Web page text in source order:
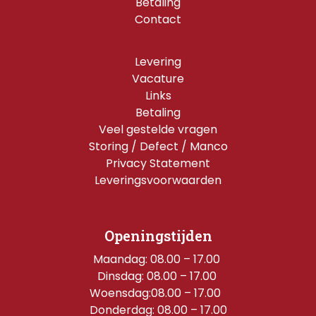
Contact
Levering
Vacature
Links
Betaling
Veel gestelde vragen
Storing / Defect / Manco
Privacy Statement
Leveringsvoorwaarden
Openingstijden
Maandag: 08.00 – 17.00
Dinsdag: 08.00 – 17.00
Woensdag:08.00 – 17.00
Donderdag: 08.00 – 17.00